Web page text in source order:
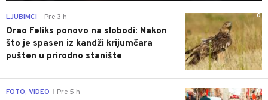
0
LJUBIMCI Pre 3 h
Orao Feliks ponovo na slobodi: Nakon
što je spasen iz kandži krijumčara
pušten u prirodno stanište
0
FOTO, VIDEO Pre 5 h